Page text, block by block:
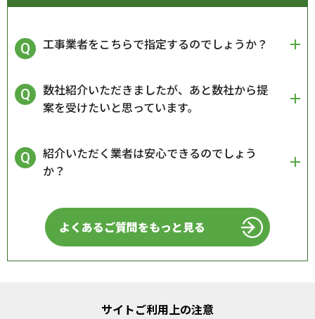
工事業者をこちらで指定するのでしょうか？
数社紹介いただきましたが、あと数社から提
案を受けたいと思っています。
紹介いただく業者は安心できるのでしょう
か？
よくあるご質問をもっと見る
サイトご利用上の注意